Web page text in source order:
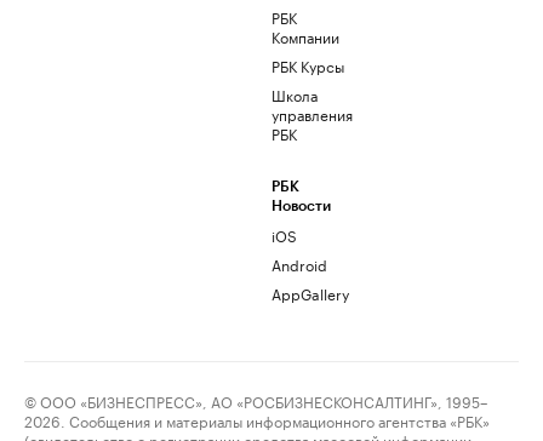
РБК
Компании
РБК Курсы
Школа
управления
РБК
РБК
Новости
iOS
Android
AppGallery
© ООО «БИЗНЕСПРЕСС», АО «РОСБИЗНЕСКОНСАЛТИНГ», 1995–
2026. Сообщения и материалы информационного агентства «РБК»